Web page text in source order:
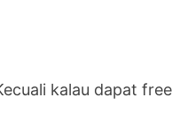
kalau dapat